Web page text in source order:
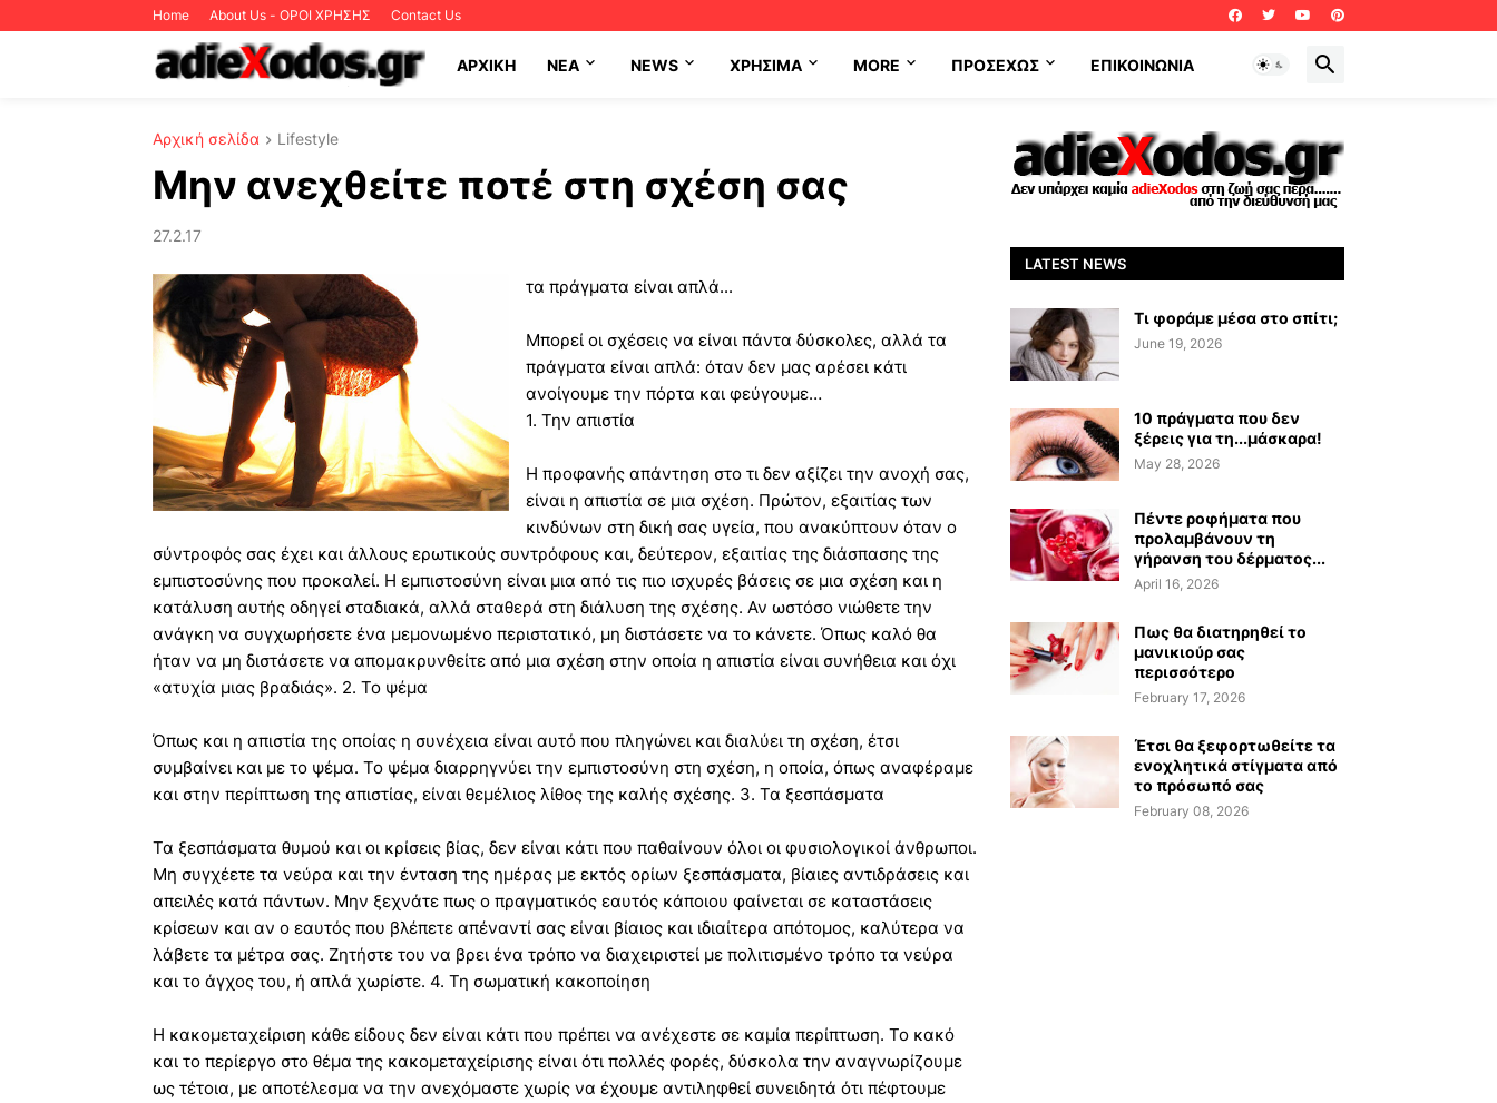
Home About Us - ΟΡΟΙ ΧΡΗΣΗΣ Contact Us
ΑΡΧΙΚΗ NEA NEWS ΧΡΉΣΙΜΑ MORE ΠΡΟΣΕΧΩΣ ΕΠΙΚΟΙΝΩΝΊΑ
Αρχική σελίδα Lifestyle
Μην ανεχθείτε ποτέ στη σχέση σας
27.2.17
τα πράγματα είναι απλά...
Μπορεί οι σχέσεις να είναι πάντα δύσκολες, αλλά τα
πράγματα είναι απλά: όταν δεν μας αρέσει κάτι
ανοίγουμε την πόρτα και φεύγουμε…
1. Την απιστία
Η προφανής απάντηση στο τι δεν αξίζει την ανοχή σας,
είναι η απιστία σε μια σχέση. Πρώτον, εξαιτίας των
κινδύνων στη δική σας υγεία, που ανακύπτουν όταν ο
σύντροφός σας έχει και άλλους ερωτικούς συντρόφους και, δεύτερον, εξαιτίας της διάσπασης της
εμπιστοσύνης που προκαλεί. Η εμπιστοσύνη είναι μια από τις πιο ισχυρές βάσεις σε μια σχέση και η
κατάλυση αυτής οδηγεί σταδιακά, αλλά σταθερά στη διάλυση της σχέσης. Αν ωστόσο νιώθετε την
ανάγκη να συγχωρήσετε ένα μεμονωμένο περιστατικό, μη διστάσετε να το κάνετε. Όπως καλό θα
ήταν να μη διστάσετε να απομακρυνθείτε από μια σχέση στην οποία η απιστία είναι συνήθεια και όχι
«ατυχία μιας βραδιάς». 2. Το ψέμα
Όπως και η απιστία της οποίας η συνέχεια είναι αυτό που πληγώνει και διαλύει τη σχέση, έτσι
συμβαίνει και με το ψέμα. Το ψέμα διαρρηγνύει την εμπιστοσύνη στη σχέση, η οποία, όπως αναφέραμε
και στην περίπτωση της απιστίας, είναι θεμέλιος λίθος της καλής σχέσης. 3. Τα ξεσπάσματα
Τα ξεσπάσματα θυμού και οι κρίσεις βίας, δεν είναι κάτι που παθαίνουν όλοι οι φυσιολογικοί άνθρωποι.
Μη συγχέετε τα νεύρα και την ένταση της ημέρας με εκτός ορίων ξεσπάσματα, βίαιες αντιδράσεις και
απειλές κατά πάντων. Μην ξεχνάτε πως ο πραγματικός εαυτός κάποιου φαίνεται σε καταστάσεις
κρίσεων και αν ο εαυτός που βλέπετε απέναντί σας είναι βίαιος και ιδιαίτερα απότομος, καλύτερα να
λάβετε τα μέτρα σας. Ζητήστε του να βρει ένα τρόπο να διαχειριστεί με πολιτισμένο τρόπο τα νεύρα
και το άγχος του, ή απλά χωρίστε. 4. Τη σωματική κακοποίηση
Η κακομεταχείριση κάθε είδους δεν είναι κάτι που πρέπει να ανέχεστε σε καμία περίπτωση. Το κακό
και το περίεργο στο θέμα της κακομεταχείρισης είναι ότι πολλές φορές, δύσκολα την αναγνωρίζουμε
ως τέτοια, με αποτέλεσμα να την ανεχόμαστε χωρίς να έχουμε αντιληφθεί συνειδητά ότι πέφτουμε
LATEST NEWS
Τι φοράμε μέσα στο σπίτι;
June 19, 2026
10 πράγματα που δεν
ξέρεις για τη...μάσκαρα!
May 28, 2026
Πέντε ροφήματα που
προλαμβάνουν τη
γήρανση του δέρματος...
April 16, 2026
Πως θα διατηρηθεί το
μανικιούρ σας
περισσότερο
February 17, 2026
Έτσι θα ξεφορτωθείτε τα
ενοχλητικά στίγματα από
το πρόσωπό σας
February 08, 2026